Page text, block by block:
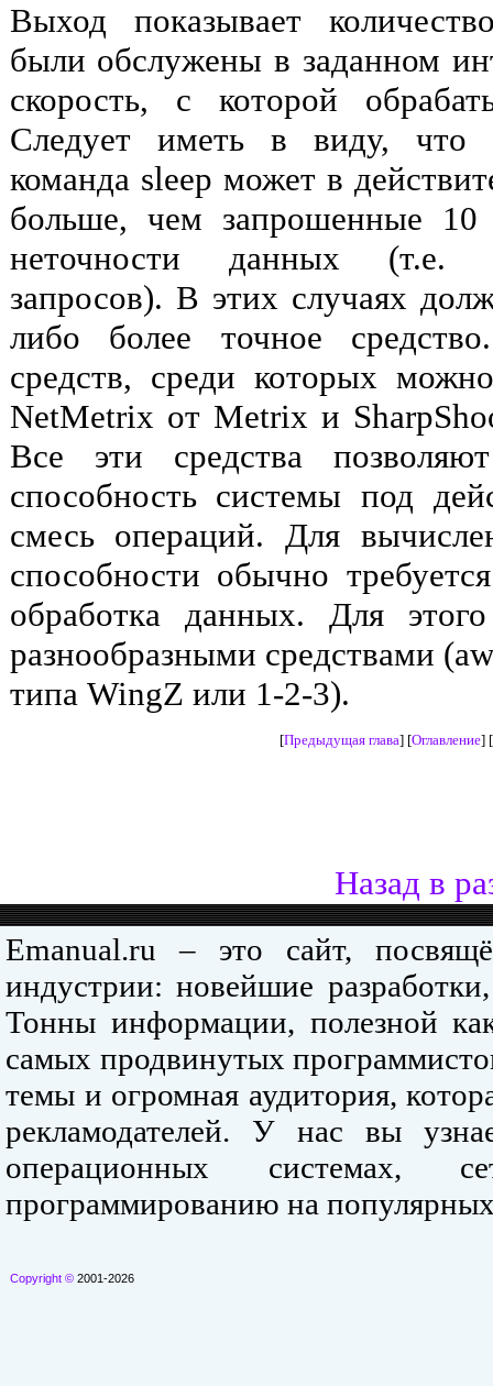
Выход показывает
были обслужены в заданном
скорость, с которой
Следует иметь в виду, что
команда sleep может в
больше, чем запрошенные
неточности данных (т.е.
запросов). В этих случаях
либо более точное
средств, среди которых
NetMetrix от Metrix и
Все эти средства
способность системы под
смесь операций. Для
способности обычно
обработка данных. Для
разнообразными средствами
типа WingZ или 1-2-3).
[Предыдущая глава] [Оглавление] [
Назад в
Emanual.ru – это сайт,
индустрии: новейшие
Тонны информации, полезной
самых продвинутых
темы и огромная аудитория,
рекламодателей. У нас вы
операционных системах,
программированию на
Copyright © 2001-2026